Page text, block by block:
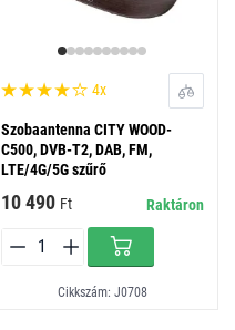
4x
Szobaantenna CITY WOOD-
C500, DVB-T2, DAB, FM,
LTE/4G/5G szűrő
10 490 Ft Raktáron
Cikkszám: J0708